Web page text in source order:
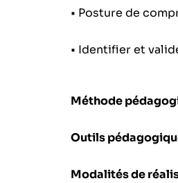
• Posture de
• Identifier et
Méthode
Outils
Modalités de